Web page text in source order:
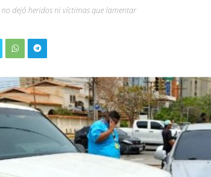
no dejó heridos ni víctimas que lamentar